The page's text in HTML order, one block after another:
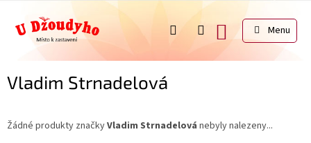
obsah
NÁKUPNÍ
KOŠÍK
Vladim Strnadelová
Žádné produkty značkyVladim Strnadelová nebyly nalezeny...